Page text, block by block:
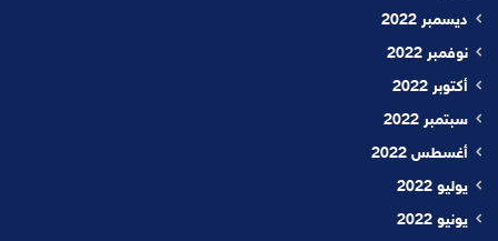
ديسمبر 2022
نوفمبر 2022
أكتوبر 2022
سبتمبر 2022
أغسطس 2022
يوليو 2022
يونيو 2022